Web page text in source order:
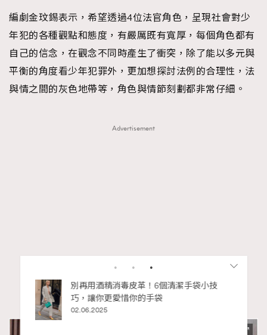
編劇金玟錫表示，希望透過4位法官角色，呈現社會對少
年犯的各種觀點和態度，有嚴厲既有寬厚，每個角色都有
自己的信念，在觀念不同時產生了衝突，除了能以多元與
平衡的角度看少年犯罪外，更加想探討法例的合理性，法
與情之間的灰色地帶等，角色與情節刻劃都非常仔細。
Advertisement
別再用酒精消毒皮革！6個清潔手袋小技
巧，讓你更愛惜你的手袋
02.06.2025